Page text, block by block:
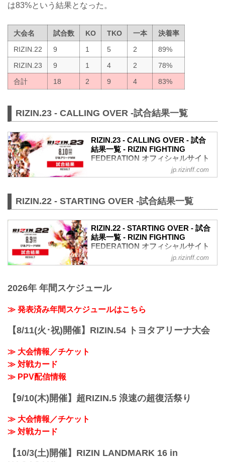
は83%という結果となった。
大会名 試合数 KO TKO 一本
決着率
RIZIN.22
9 1 5 2
89%
RIZIN.23
9 1 4 2
78%
合計
18 2 9 4 83%
RIZIN.23 - CALLING OVER -試合結果一覧
RIZIN.23 - CALLING OVER - 試合
結果一覧 - RIZIN FIGHTING
FEDERATION オフィシャルサイト
第9試合／バンタム級タイトルマッチ 朝
Asakura vs. Hiromasa Ougikubo -
RIZIN.23
youtu.be
RIZIN MMAルール：5分 3R（61.0kg）
※肘あり
（WIN）朝倉海 vs. 扇久保博正（LOSE）
1R 4分31秒 TKO（レフェリーストップ：
グラウンドキック）
第8試合／スペシャルワンマッチ 元谷友
jp.rizinff.com
RIZIN.22 - STARTING OVER -試合結果一覧
RIZIN.22 - STARTING OVER - 試合
結果一覧 - RIZIN FIGHTING
FEDERATION オフィシャルサイト
第9試合／スペシャルワンマッチ 矢地祐
シ・ソウザ / Yusuke Yachi vs. Roberto
youtu.be
（LOSE）矢地祐介 vs. ホベルト・サト
シ・ソウザ（WIN）
jp.rizinff.com
2026年 年間スケジュール
≫ 発表済み年間スケジュールはこちら
【8/11(火･祝)開催】RIZIN.54 トヨタアリーナ大会
≫ 大会情報／チケット
≫ 対戦カード
≫ PPV配信情報
【9/10(木)開催】超RIZIN.5 浪速の超復活祭り
≫ 大会情報／チケット
≫ 対戦カード
【10/3(土)開催】RIZIN LANDMARK 16 in